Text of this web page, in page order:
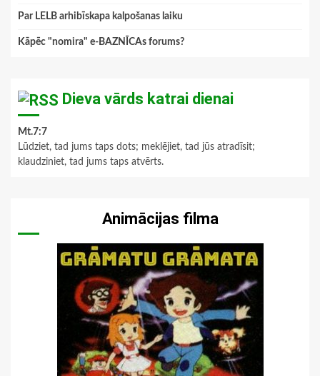
Par LELB arhibīskapa kalpošanas laiku
Kāpēc "nomira" e-BAZNĪCAs forums?
Dieva vārds katrai dienai
Mt.7:7
Lūdziet, tad jums taps dots; meklējiet, tad jūs atradīsit;
klaudziniet, tad jums taps atvērts.
Animācijas filma